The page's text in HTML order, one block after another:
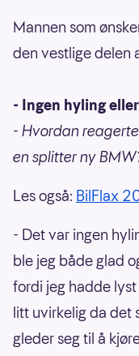
Mannen som
den vestlige delen
- Ingen hyling
- Hvordan
en splitter ny
Les også: BilFlax
- Det var ingen
ble jeg både glad
fordi jeg hadde
litt uvirkelig da det
gleder seg til å